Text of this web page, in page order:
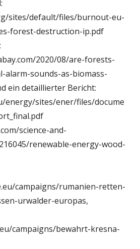
sites/default/files/burnout-eu-
forest-destruction-ip.pdf
2020/08/are-forests-
alarm-sounds-as-biomass-
ein detaillierter Bericht:
energy/sites/ener/files/docume
science-and-
renewable-energy-wood-
campaigns/rumanien-retten-
urwalder-europas,
campaigns/bewahrt-kresna-